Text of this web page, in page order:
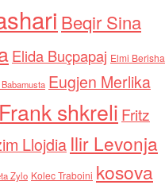
Beqir Sina
Elida Buçpapaj Elmi Berisha
Eugjen Merlika
Frank shkreli Fritz
Llojdia Ilir Levonja
Zylo Kolec Traboini kosova